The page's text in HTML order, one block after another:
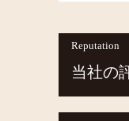
Reputation
当社の